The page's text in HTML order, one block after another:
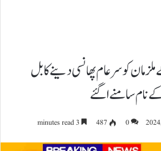
کو سرعام پھانسی دینے کا بل
نام سامنے اگئے
0
487